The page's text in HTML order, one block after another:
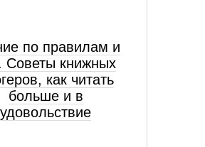
по правилам и
Советы книжных
как читать
больше и в
удовольствие